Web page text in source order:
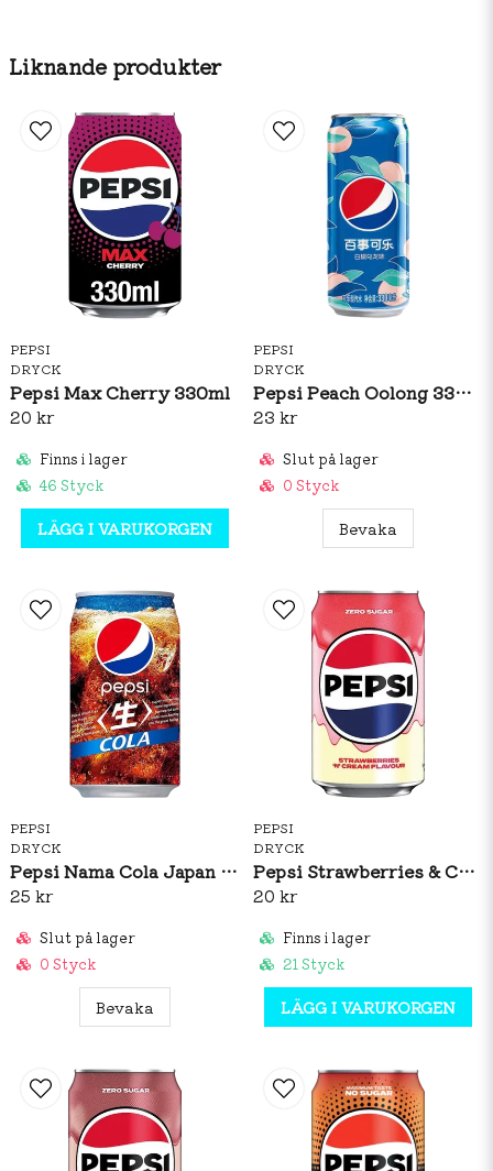
Liknande produkter
PEPSI
DRYCK
Pepsi Max Cherry 330ml
20 kr
Finns i lager
46 Styck
LÄGG I VARUKORGEN
PEPSI
DRYCK
Pepsi Peach Oolong 330ml
23 kr
Slut på lager
0 Styck
Bevaka
PEPSI
DRYCK
Pepsi Nama Cola Japan 340ml
25 kr
Slut på lager
0 Styck
Bevaka
PEPSI
DRYCK
Pepsi Strawberries & Cream 330ml
20 kr
Finns i lager
21 Styck
LÄGG I VARUKORGEN